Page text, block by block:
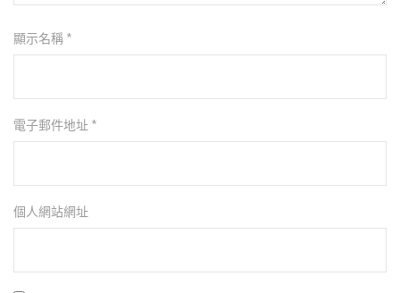
顯示名稱 *
電子郵件地址 *
個人網站網址